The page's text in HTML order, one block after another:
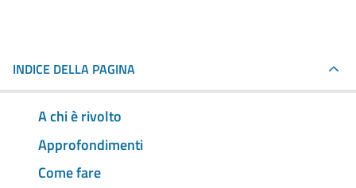
INDICE DELLA PAGINA
A chi è rivolto
Approfondimenti
Come fare